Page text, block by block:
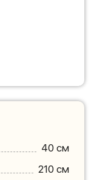
40 см
210 см